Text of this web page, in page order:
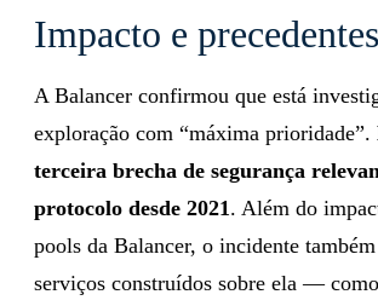
Impacto e precedentes
A Balancer confirmou que está
exploração com “máxima prioridade”.
terceira brecha de segurança
protocolo desde 2021 . Além do
pools da Balancer, o incidente
serviços construídos sobre ela —